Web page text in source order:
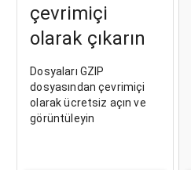
çevrimiçi
olarak çıkarın
Dosyaları GZIP
dosyasından çevrimiçi
olarak ücretsiz açın ve
görüntüleyin